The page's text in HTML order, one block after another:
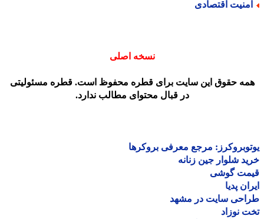
اقتصادی
نسخه اصلی
حقوق این سایت برای قطره محفوظ است. قطره مسئولیتی
در قبال محتوای مطالب ندارد.
مرجع معرفی بروکرها
شلوار جین زنانه
گوشی
پدیا
سایت در مشهد
نوزاد